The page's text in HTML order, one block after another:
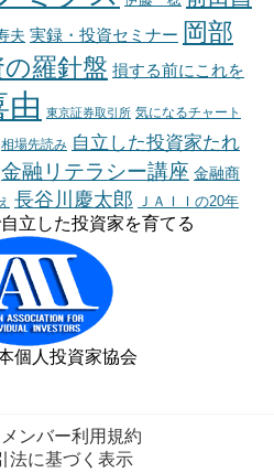
夫 実録・投資セミナー 岡部
羅針盤 損する前にこれを
由 東京証券取引所 気になるチャート
相場先読み 自立した投資家たれ
金融リテラシー講座 金融商
長谷川慶太郎 ＪＡＩＩの20年
立した投資家を育てる
個人投資家協会
ンバー利用規約
法に基づく表示